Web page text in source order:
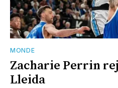
MONDE
Zacharie Perrin
Lleida